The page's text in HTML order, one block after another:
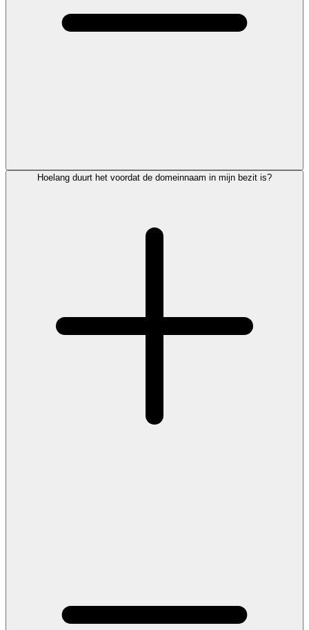
Hoelang duurt het voordat de domeinnaam in mijn bezit is?